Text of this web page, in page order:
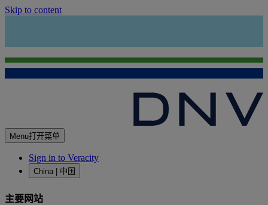
Skip to content
Menu打开菜单
Sign in to Veracity
China | 中国
主要网站